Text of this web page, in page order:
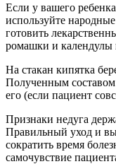
Если у вашего
используйте
готовить
ромашки и календулы
На стакан кипятка
Полученным
его (если пациент
Признаки недуга
Правильный уход и
сократить время
самочувствие